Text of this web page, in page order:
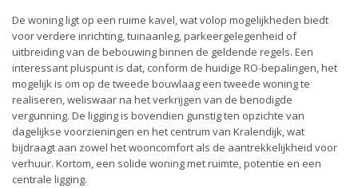
De woning ligt op een ruime kavel, wat volop mogelijkheden biedt
voor verdere inrichting, tuinaanleg, parkeergelegenheid of
uitbreiding van de bebouwing binnen de geldende regels. Een
interessant pluspunt is dat, conform de huidige RO-bepalingen, het
mogelijk is om op de tweede bouwlaag een tweede woning te
realiseren, weliswaar na het verkrijgen van de benodigde
vergunning. De ligging is bovendien gunstig ten opzichte van
dagelijkse voorzieningen en het centrum van Kralendijk, wat
bijdraagt aan zowel het wooncomfort als de aantrekkelijkheid voor
verhuur. Kortom, een solide woning met ruimte, potentie en een
centrale ligging.